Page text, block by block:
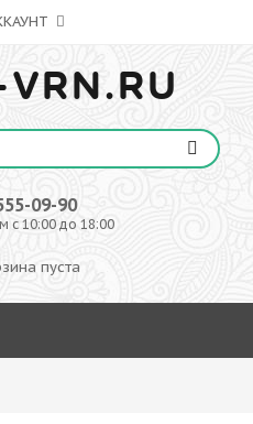
09-90
с 10:00 до 18:00
пуста